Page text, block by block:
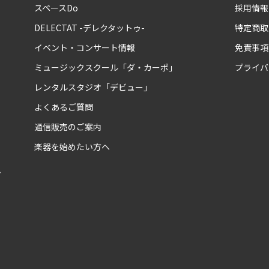
スペースDo
DELECTAT -デレクタットゥ-
イベント・コンサート情報
ミュージックスクール「ダ・カーポ」
レンタルスタジオ「デビュー」
よくあるご質問
通信販売のご案内
楽器を始めたい方へ
採用情報
特定商
免責事項
プライ